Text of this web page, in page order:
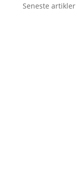
Seneste artikler